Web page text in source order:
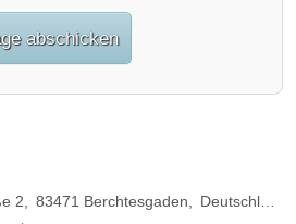
abschicken
2 83471 Berchtesgaden
Deutschland